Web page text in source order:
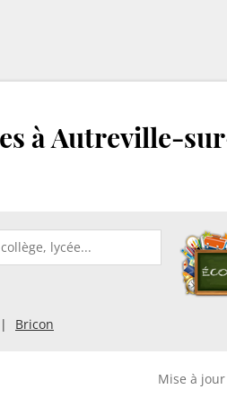
à Autreville-
Bricon
Mise à